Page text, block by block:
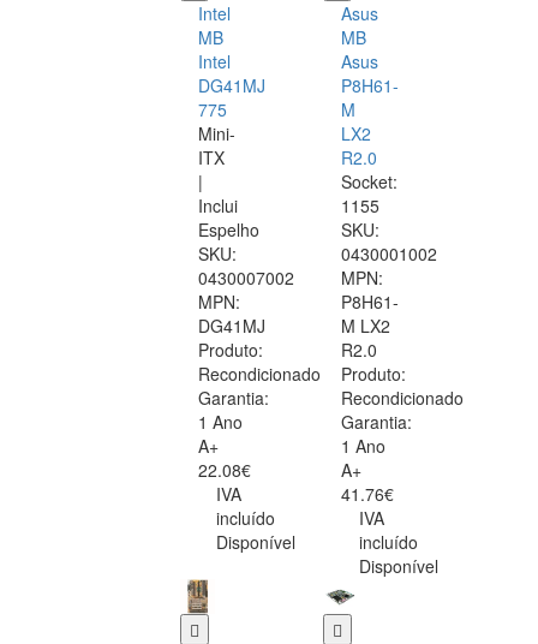
Intel
MB
Intel
DG41MJ
775
Mini-
ITX
|
Inclui
Espelho
SKU:
0430007002
MPN:
DG41MJ
Produto:
Recondicionado
Garantia:
1 Ano
A+
22.08€
IVA
incluído
Disponível
Asus
MB
Asus
P8H61-
M
LX2
R2.0
Socket:
1155
SKU:
0430001002
MPN:
P8H61-
M LX2
R2.0
Produto:
Recondicionado
Garantia:
1 Ano
A+
41.76€
IVA
incluído
Disponível